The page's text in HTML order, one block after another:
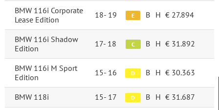
FILTERS
BMW 116i Corporate
Lease Edition
18- 19 E B H € 27.894
BMW 116i Shadow
Edition
17- 18 C B H € 31.892
BMW 116i M Sport
Edition
15- 16 D B H € 30.363
BMW 118i 15- 17 D B H € 31.687